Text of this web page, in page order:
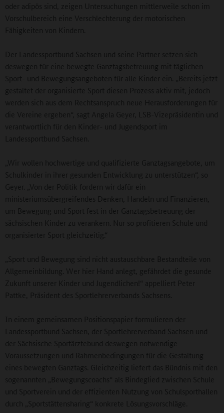
oder adipös sind, zeigen Untersuchungen mittlerweile schon im
Vorschulbereich eine Verschlechterung der motorischen
Fähigkeiten von Kindern.
Der Landessportbund Sachsen und seine Partner setzen sich
deswegen für eine bewegte Ganztagsbetreuung mit täglichen
Sport- und Bewegungsangeboten für alle Kinder ein. „Bereits jetzt
gestaltet der organisierte Sport diesen Prozess aktiv mit, jedoch
werden sich aus dem Rechtsanspruch neue Herausforderungen für
die Vereine ergeben“, sagt Angela Geyer, LSB-Vizepräsidentin und
verantwortlich für den Kinder- und Jugendsport im
Landessportbund Sachsen.
„Wir wollen hochwertige und qualifizierte Ganztagsangebote, um
Schulkinder in ihrer gesunden Entwicklung zu unterstützen“, so
Geyer. „Von der Politik fordern wir dafür ein
ministeriumsübergreifendes Denken, Handeln und Finanzieren,
um Bewegung und Sport fest in der Ganztagsbetreuung der
sächsischen Kinder zu verankern. Nur so profitieren Schule und
organisierter Sport gleichzeitig.“
„Sport und Bewegung sind nicht austauschbare Bestandteile von
Allgemeinbildung. Wer hier Hand anlegt, gefährdet die gesunde
Zukunft unserer Kinder und Jugendlichen!“ appelliert Peter
Pattke, Präsident des Sportlehrerverbands Sachsens.
In einem gemeinsamen Positionspapier formulieren der
Landessportbund Sachsen, der Sportlehrerverband Sachsen und
der Sächsische Sportärztebund deswegen notwendige
Voraussetzungen und Rahmenbedingungen für die Gestaltung
eines bewegten Ganztags. Gleichzeitig liefert das Bündnis mit den
sogenannten „Bewegungscoachs“ als Bindeglied zwischen Schule
und Sportverein und der effizienten Nutzung von Schulsporthallen
durch „Sportstättensharing“ konkrete Lösungsvorschläge.